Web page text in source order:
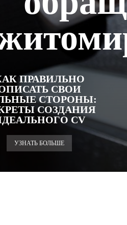
ПРАВИЛЬНО
СВОИ
СТОРОНЫ:
СОЗДАНИЯ
CV
УЗНАТЬ БОЛЬШЕ